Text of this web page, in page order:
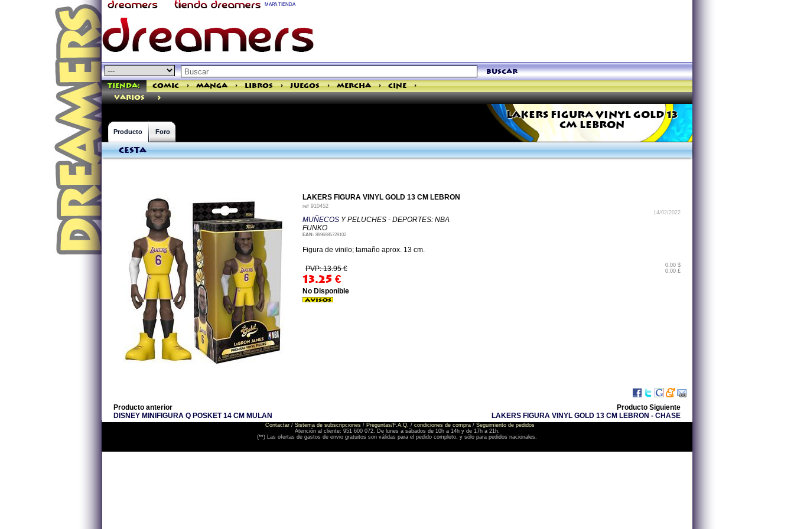
MAPA TIENDA
buscar
Tienda: Comic > Manga > Libros > Juegos > Mercha > Cine
>
varios
>
LAKERS FIGURA VINYL GOLD 13
CM LEBRON
Producto Foro
Cesta
LAKERS FIGURA VINYL GOLD 13 CM LEBRON
ref 910452
14/02/2022
MUÑECOS Y PELUCHES - DEPORTES: NBA
FUNKO
EAN: 8896985729102
Figura de vinilo; tamaño aprox. 13 cm.
PVP: 13.95 €
13.25 €
0.00 $
0.00 £
No Disponible
Producto anterior
DISNEY MINIFIGURA Q POSKET 14 CM MULAN
Producto Siguiente
LAKERS FIGURA VINYL GOLD 13 CM LEBRON - CHASE
Contactar / Sistema de subscripciones / Preguntas/F.A.Q. / condiciones de compra / Seguimiento de pedidos
Atención al cliente: 951 600 072. De lunes a sábados de 10h a 14h y de 17h a 21h.
(**) Las ofertas de gastos de envio gratuitos son válidas para el pedido completo, y sólo para pedidos nacionales.